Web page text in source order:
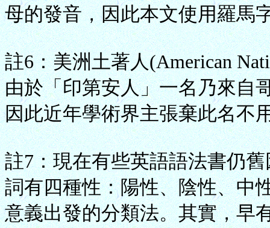
母的發音，因此本文使用羅馬
註6：美洲土著人(American
由於「印第安人」一名乃來自
因此近年學術界主張棄此名不
註7：現在有些英語語法書仍
詞有四種性：陽性、陰性、中
意義出發的分類法。其實，早